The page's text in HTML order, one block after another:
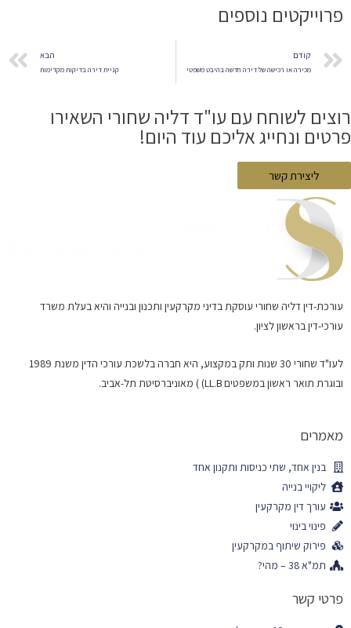
פרוייקטים נוספים
קודם
מכירה או רכישה של דירה חדשה בהיבט משפטי
הבא
קניית דירה בדיקות מקדימות
רוצים לשוחח עם עו"ד דליה שחורי השאירו
פרטים ונחייג אליכם עוד היום!
ליצירת קשר
עורכת-דין דליה שחורי עוסקת בדיני מקרקעין ותכנון ובנייה והיא בעלת משרד
עורכי-דין בראשון לציון.
לעו"ד שחורי 30 שנות ותק במקצוע, היא חברה בלשכת עורכי הדין משנת 1989
ובוגרת תואר ראשון במשפטיםLL.B)
) מאוניברסיטת תל-אביב.
מאמרים
בנין אחד, שתי כניסות ותקנון אחד
ליקויי בנייה
עורך דין מקרקעין
פינוי בינוי
פירוק שיתוף במקרקעין
תמ"א 38 – מהי?
פרטי קשר